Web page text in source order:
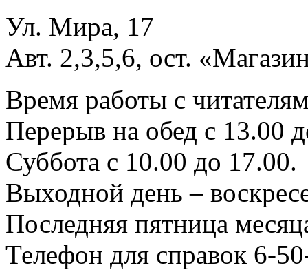
Ул. Мира, 17
Авт. 2,3,5,6, ост.
Время работы с
Перерыв на обед с 13.00
Суббота с 10.00 до 17.00.
Выходной день –
Последняя пятница
Телефон для справок 6-